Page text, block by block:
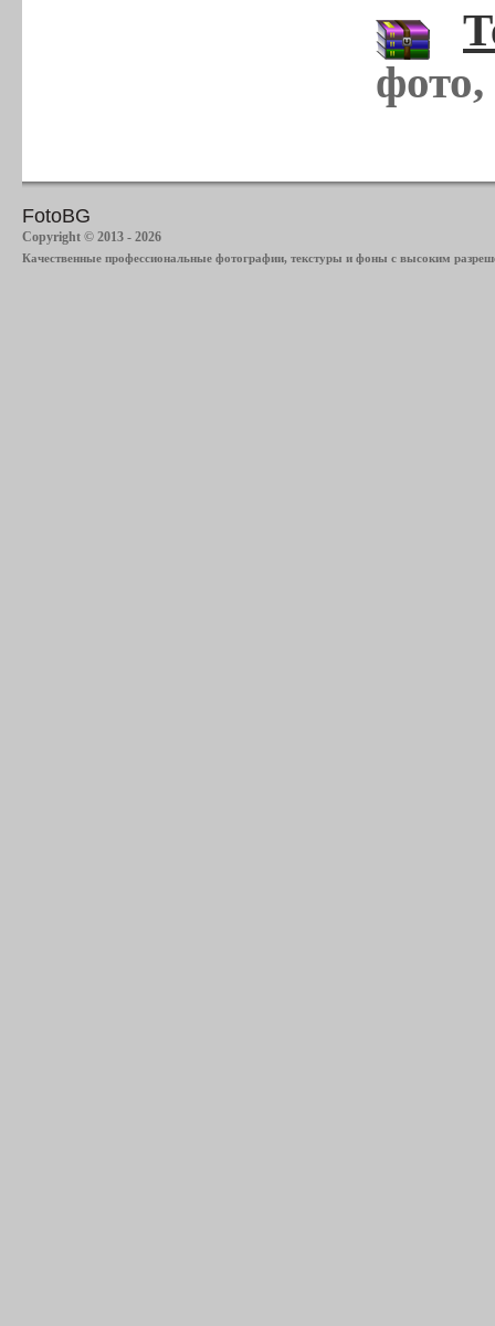
FotoBG
Copyright © 2013 - 2026
Качественные профессиональные фотографии, текстуры и фоны с высоким